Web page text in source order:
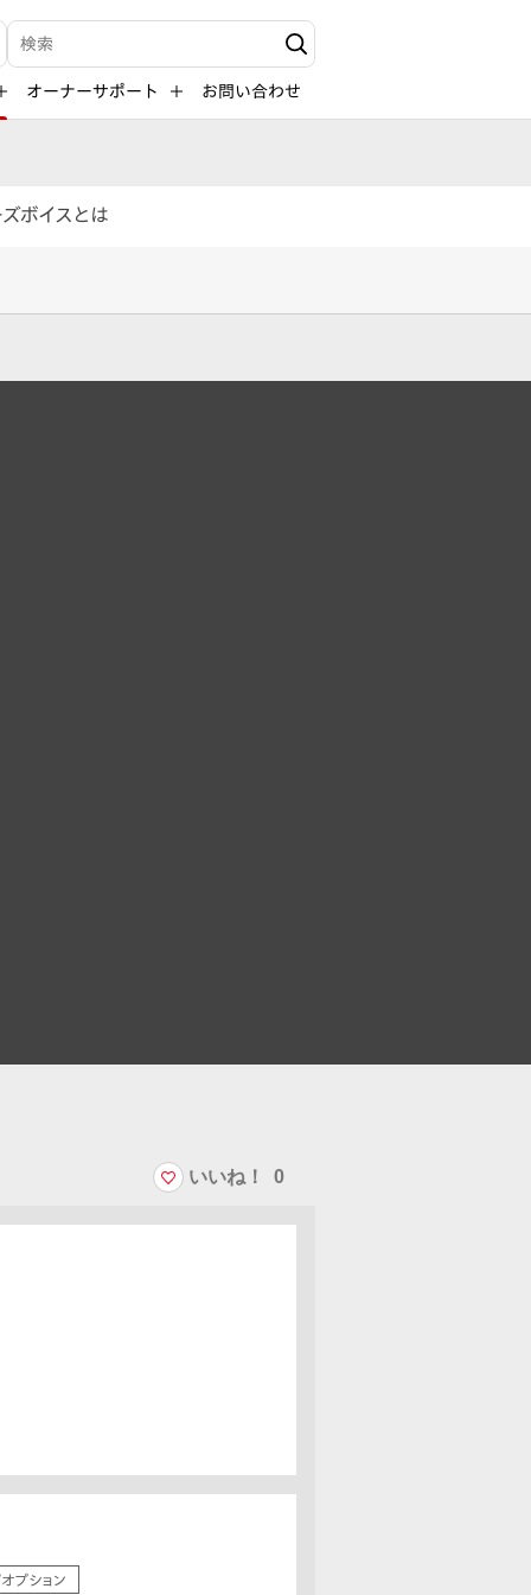
検索キーワード入力
オーナーサポート お問い合わせ
ボイスとは
いいね！ 0
プション